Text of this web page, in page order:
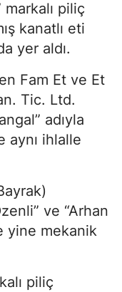
markalı piliç
kanatlı eti
yer aldı.
Fam Et ve Et
Tic. Ltd.
adıyla
aynı ihlalle
ve “Arhan
yine mekanik
piliç